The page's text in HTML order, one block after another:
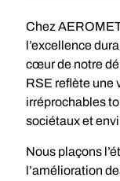
Chez
l’excellence
cœur de notre
RSE reflète une
irréprochables
sociétaux et
Nous plaçons
l’amélioration